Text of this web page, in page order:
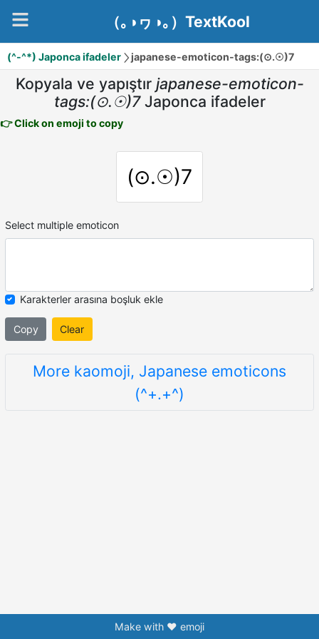
（｡◑ヮ◑｡）TextKool
(^-^*) Japonca ifadeler japanese-emoticon-tags:(⊙.☉)7
Kopyala ve yapıştır japanese-emoticon-
tags:(⊙.☉)7 Japonca ifadeler
👉 Click on emoji to copy
(⊙.☉)7
Select multiple emoticon
Karakterler arasına boşluk ekle
Copy Clear
More kaomoji, Japanese emoticons
(^+.+^)
Make with ❤️ emoji